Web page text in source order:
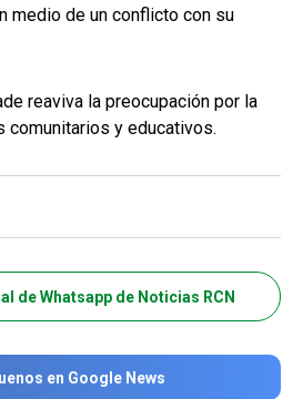
medio de un conflicto con su
reaviva la preocupación por la
comunitarios y educativos.
de Whatsapp de Noticias RCN
en Google News